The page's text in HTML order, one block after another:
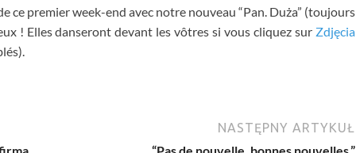
ce premier week-end avec notre nouveau “Pan. Duża” (toujours
! Elles danseront devant les vôtres si vous cliquez sur Zdjęcia
).
NASTĘPNY ARTYKUŁ
“Pas de nouvelle bonnes nouvelles.”